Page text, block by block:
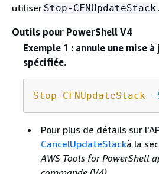
utiliser Stop-CFNUpdateStack .
Outils pour PowerShell V4
Exemple 1 : annule une mise
spécifiée.
Stop-CFNUpdateStack -
Pour plus de détails sur
CancelUpdateStackà la
AWS Tools for PowerShell